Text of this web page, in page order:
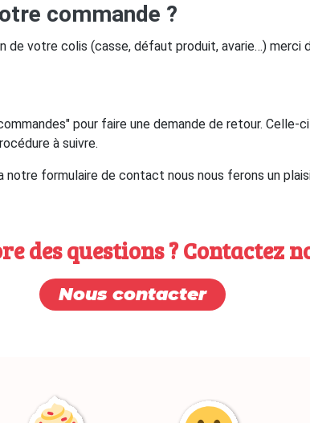
commande ?
votre colis (casse, défaut produit, avarie…) merci
pour faire une demande de retour. Celle-
à suivre.
formulaire de contact nous nous ferons un
des questions ? Contactez
Nous contacter